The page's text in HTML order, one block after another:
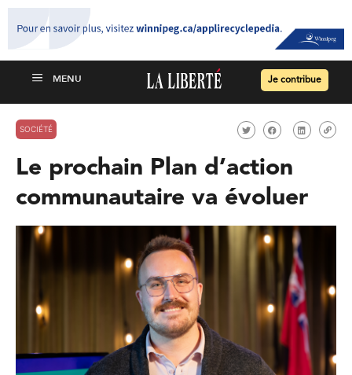
Je contribue
SOCIÉTÉ
Le prochain Plan d’action
communautaire va évoluer